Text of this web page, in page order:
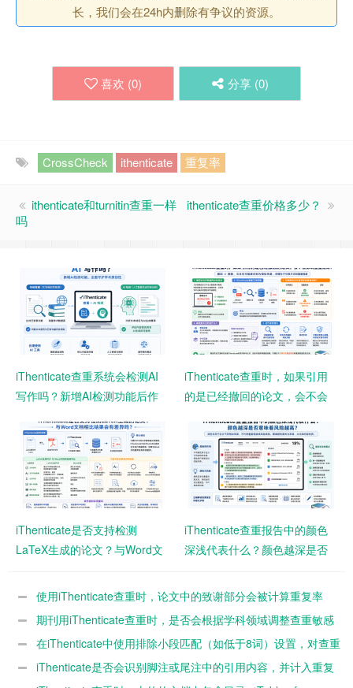
长，我们会在24h内删除有争议的资源。
喜欢 (0) 分享 (0)
CrossCheck ithenticate 重复率
ithenticate和turnitin查重一样
吗
ithenticate查重价格多少？
iThenticate查重系统会检测AI
写作吗？新增AI检测功能后作
iThenticate查重时，如果引用
的是已经撤回的论文，会不会
iThenticate是否支持检测
LaTeX生成的论文？与Word文
iThenticate查重报告中的颜色
深浅代表什么？颜色越深是否
使用iThenticate查重时，论文中的致谢部分会被计算重复率
吗？期刊用iThenticate查重时，是否会根据学科领域调整查重敏感
度？在iThenticate中使用排除小段匹配（如低于8词）设置，对查重
结果影响有多大？
iThenticate是否会识别脚注或尾注中的引用内容，并计入重复